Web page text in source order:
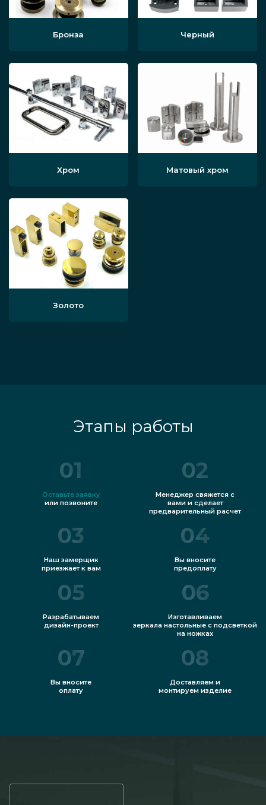
Бронза Черный
Хром Матовый хром
Золото
Этапы работы
01
Оставьте заявку
или позвоните
02
Менеджер свяжется с
вами и сделает
предварительный расчет
03
Наш замерщик
приезжает к вам
04
Вы вносите
предоплату
05
Разрабатываем
дизайн-проект
06
Изготавливаем
зеркала настольные с подсветкой
на ножках
07
Вы вносите
оплату
08
Доставляем и
монтируем изделие